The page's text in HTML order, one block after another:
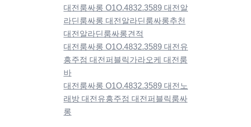
대전룸싸롱 O1O.4832.3589 대전알
라딘룸싸롱 대전알라딘룸싸롱추천
대전알라딘룸싸롱견적
대전룸싸롱 O1O.4832.3589 대전유
흥주점 대전퍼블릭가라오케 대전룸
바
대전룸싸롱 O1O.4832.3589 대전노
래방 대전유흥주점 대전퍼블릭룸싸
롱